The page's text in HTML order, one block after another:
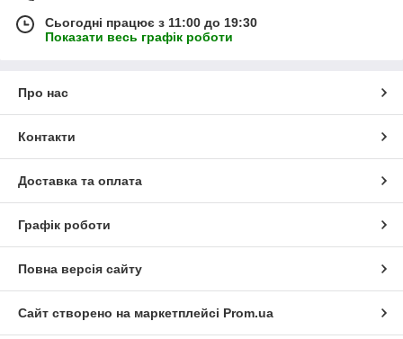
Сьогодні працює з 11:00 до 19:30
Показати весь графік роботи
Про нас
Контакти
Доставка та оплата
Графік роботи
Повна версія сайту
Сайт створено на маркетплейсі Prom.ua